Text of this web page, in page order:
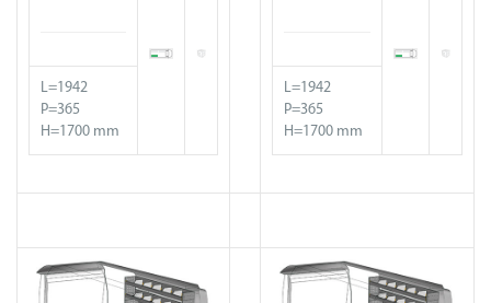
L=1942
P=365
H=1700 mm
L=1942
P=365
H=1700 mm